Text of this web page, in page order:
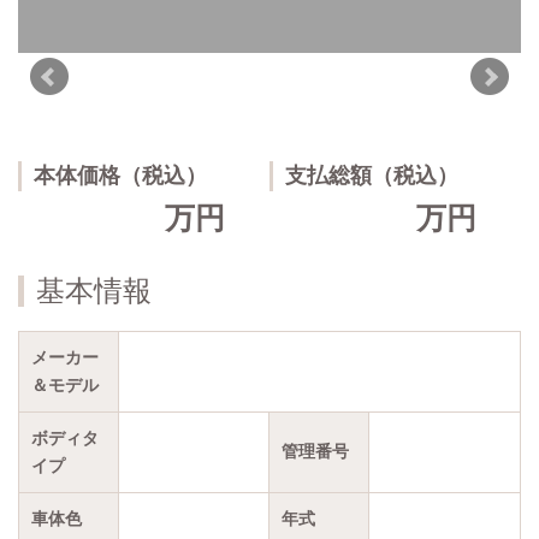
本体価格（税込）
万円
支払総額（税込）
万円
基本情報
メーカー
＆モデル
ボディタ
イプ
管理番号
車体色 年式